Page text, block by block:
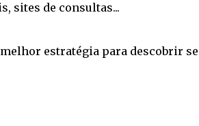
sites de consultas...
estratégia para descobrir se